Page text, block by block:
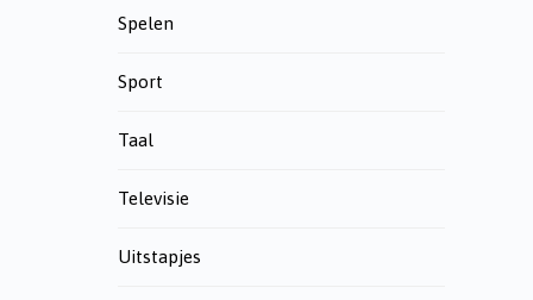
Spelen
Sport
Taal
Televisie
Uitstapjes